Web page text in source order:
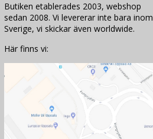
Butiken etablerades 2003, webshop
sedan 2008. Vi levererar inte bara inom
Sverige, vi skickar även worldwide.
Här finns vi: